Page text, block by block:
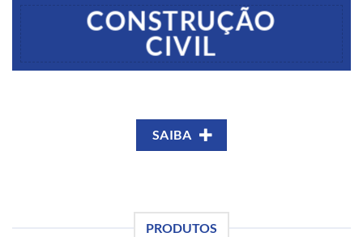
CONSTRUÇÃO
CIVIL
SAIBA
PRODUTOS